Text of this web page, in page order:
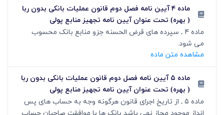
ماده ۴ آیین نامه فصل دوم قانون عملیات بانکی بدون ربا
( بهره) تحت عنوان آیین نامه تجهیز منابع پولی
ماده 4 ـ سپرده های قرض الحسنه جزو منابع بانک محسوب
می شود.
مشاهده متن ماده
ماده ۵ آیین نامه فصل دوم قانون عملیات بانکی بدون ربا
( بهره) تحت عنوان آیین نامه تجهیز منابع پولی
ماده 5 ـ از تاریخ اجرای قانون هرگونه وجه به حساب های پس